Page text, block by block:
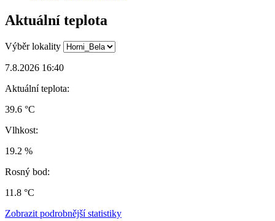
Aktuální teplota
Výběr lokality
7.8.2026 16:40
Aktuální teplota:
39.6 °C
Vlhkost:
19.2 %
Rosný bod:
11.8 °C
Zobrazit podrobnější statistiky